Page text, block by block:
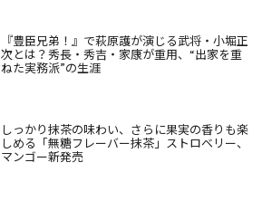
『豊臣兄弟！』で萩原護が演じる武将・小堀正
次とは？秀長・秀吉・家康が重用、“出家を重
ねた実務派”の生涯
しっかり抹茶の味わい、さらに果実の香りも楽
しめる「無糖フレーバー抹茶」ストロベリー、
マンゴー新発売